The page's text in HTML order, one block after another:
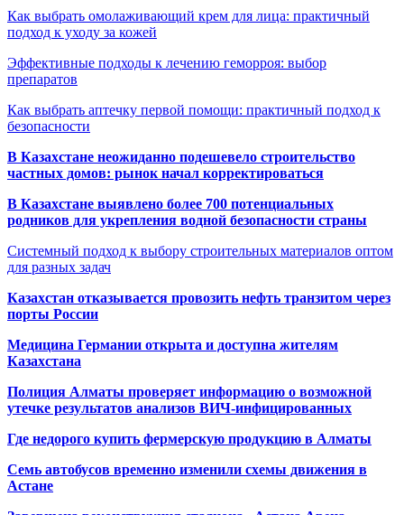
Как выбрать омолаживающий крем для лица: практичный
подход к уходу за кожей
Эффективные подходы к лечению геморроя: выбор
препаратов
Как выбрать аптечку первой помощи: практичный подход к
безопасности
В Казахстане неожиданно подешевело строительство
частных домов: рынок начал корректироваться
В Казахстане выявлено более 700 потенциальных
родников для укрепления водной безопасности страны
Системный подход к выбору строительных материалов оптом
для разных задач
Казахстан отказывается провозить нефть транзитом через
порты России
Медицина Германии открыта и доступна жителям
Казахстана
Полиция Алматы проверяет информацию о возможной
утечке результатов анализов ВИЧ-инфицированных
Где недорого купить фермерскую продукцию в Алматы
Семь автобусов временно изменили схемы движения в
Астане